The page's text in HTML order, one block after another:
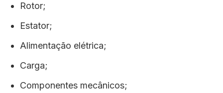
Rotor;
Estator;
Alimentação elétrica;
Carga;
Componentes mecânicos;